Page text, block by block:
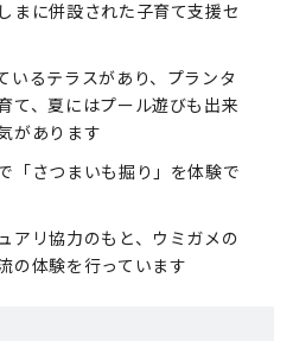
まに併設された子育て支援セ
いるテラスがあり、プランタ
て、夏にはプール遊びも出来
があります
「さつまいも掘り」を体験で
アリ協力のもと、ウミガメの
の体験を行っています